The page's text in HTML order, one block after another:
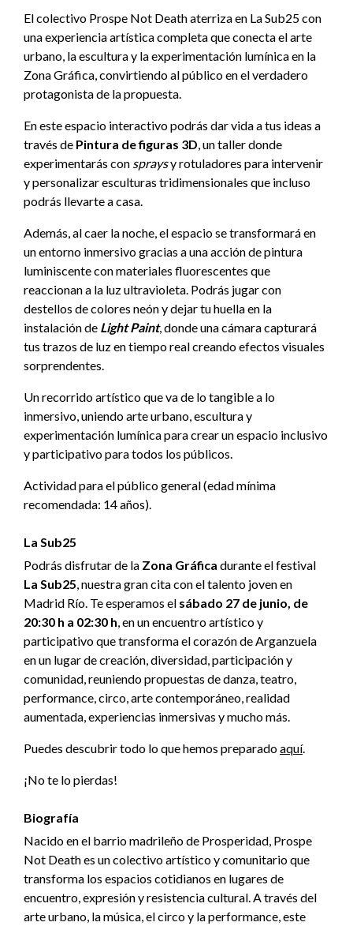
El colectivo Prospe Not Death aterriza en La Sub25 con
una experiencia artística completa que conecta el arte
urbano, la escultura y la experimentación lumínica en la
Zona Gráfica, convirtiendo al público en el verdadero
protagonista de la propuesta.
En este espacio interactivo podrás dar vida a tus ideas a
través de Pintura de figuras 3D, un taller donde
experimentarás con spraysy rotuladores para intervenir
y personalizar esculturas tridimensionales que incluso
podrás llevarte a casa.
Además, al caer la noche, el espacio se transformará en
un entorno inmersivo gracias a una acción de pintura
luminiscente con materiales fluorescentes que
reaccionan a la luz ultravioleta. Podrás jugar con
destellos de colores neón y dejar tu huella en la
instalación de Light Paint, donde una cámara capturará
tus trazos de luz en tiempo real creando efectos visuales
sorprendentes.
Un recorrido artístico que va de lo tangible a lo
inmersivo, uniendo arte urbano, escultura y
experimentación lumínica para crear un espacio inclusivo
y participativo para todos los públicos.
Actividad para el público general (edad mínima
recomendada: 14 años).
La Sub25
Podrás disfrutar de la Zona Gráfica durante el festival
La Sub25, nuestra gran cita con el talento joven en
Madrid Río. Te esperamos el sábado 27 de junio, de
20:30 h a 02:30 h, en un encuentro artístico y
participativo que transforma el corazón de Arganzuela
en un lugar de creación, diversidad, participación y
comunidad, reuniendo propuestas de danza, teatro,
performance, circo, arte contemporáneo, realidad
aumentada, experiencias inmersivas y mucho más.
Puedes descubrir todo lo que hemos preparadoaquí.
¡No te lo pierdas!
Biografía
Nacido en el barrio madrileño de Prosperidad, Prospe
Not Death es un colectivo artístico y comunitario que
transforma los espacios cotidianos en lugares de
encuentro, expresión y resistencia cultural. A través del
arte urbano, la música, el circo y la performance, este